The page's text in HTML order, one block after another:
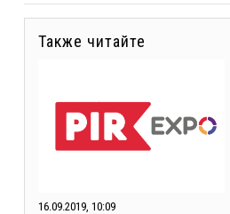
Также читайте
16.09.2019, 10:09